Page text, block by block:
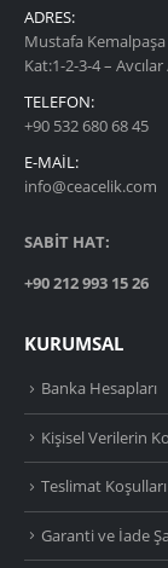
ADRES:
Mustafa Kemalpaşa
Kat:1-2-3-4 –
TELEFON:
+90 532 680 68 45
E-MAIL:
info@ceacelik.com
SABİT HAT:
+90 212 993 15 26
KURUMSAL
Banka Hesapları
Kişisel Verilerin
Teslimat Koşulları
Garanti ve İade